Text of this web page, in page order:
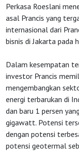
Perkasa Roeslani
asal Prancis yang
internasional dari
bisnis di Jakarta pada
Dalam kesempatan
investor Prancis
mengembangkan
energi terbarukan di
dan baru 1 persen
gigawatt. Potensi
dengan potensi
potensi geotermal